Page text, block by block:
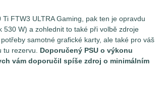
FTW3 ULTRA Gaming, pak ten je opravdu
W) a zohlednit to také při volbě zdroje
samotné grafické karty, ale také pro váš
tu rezervu. Doporučený PSU o výkonu
vám doporučil spíše zdroj o minimálním